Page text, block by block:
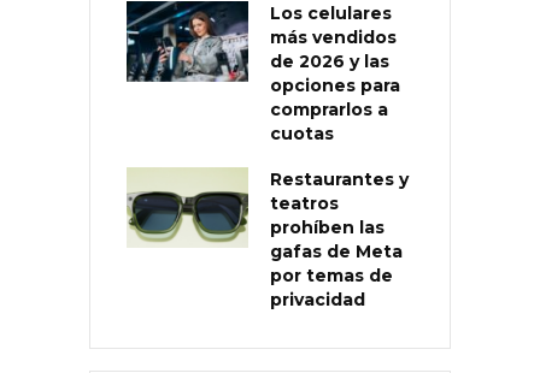
Los celulares
más vendidos
de 2026 y las
opciones para
comprarlos a
cuotas
Restaurantes y
teatros
prohíben las
gafas de Meta
por temas de
privacidad